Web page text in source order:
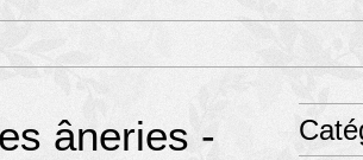
âneries -